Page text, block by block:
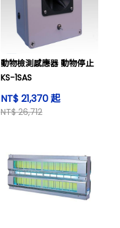
動物檢測感應器 動物停止
KS-1SAS
NT$ 21,370 起
NT$ 26,712